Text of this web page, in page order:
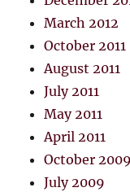
March 2012
October 2011
August 2011
July 2011
May 2011
April 2011
October 2009
July 2009